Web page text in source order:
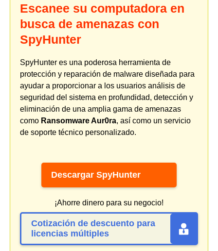
Escanee su computadora en
busca de amenazas con
SpyHunter
SpyHunter es una poderosa herramienta de
protección y reparación de malware diseñada para
ayudar a proporcionar a los usuarios análisis de
seguridad del sistema en profundidad, detección y
eliminación de una amplia gama de amenazas
como Ransomware Aur0ra, así como un servicio
de soporte técnico personalizado.
Descargar SpyHunter
¡Ahorre dinero para su negocio!
Cotización de descuento para
licencias múltiples